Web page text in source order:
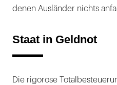
denen Ausländer nichts
Staat in Geldnot
Die rigorose